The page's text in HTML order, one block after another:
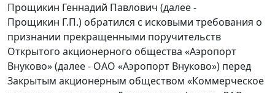
Прощикин Геннадий Павлович (далее -
Прощикин Г.П.) обратился с исковыми требования о
признании прекращенными поручительств
Открытого акционерного общества «Аэропорт
Внуково» (далее - ОАО «Аэропорт Внуково») перед
Закрытым акционерным обществом «Коммерческое